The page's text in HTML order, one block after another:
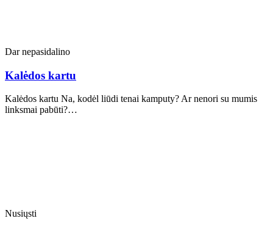
Dar nepasidalino
Kalėdos kartu
Kalėdos kartu Na, kodėl liūdi tenai kamputy? Ar nenori su mumis
linksmai pabūti?…
Nusiųsti